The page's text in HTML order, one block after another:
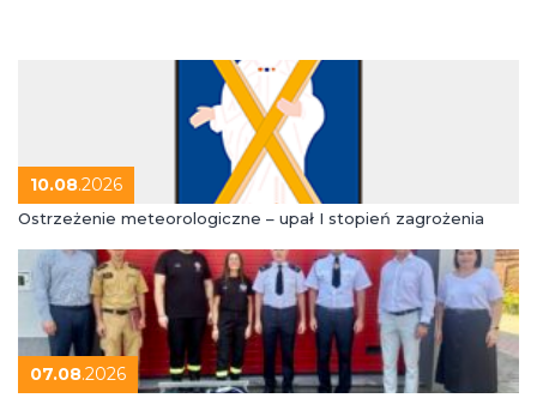
10.08.2026
Ostrzeżenie meteorologiczne – upał I stopień zagrożenia
07.08.2026